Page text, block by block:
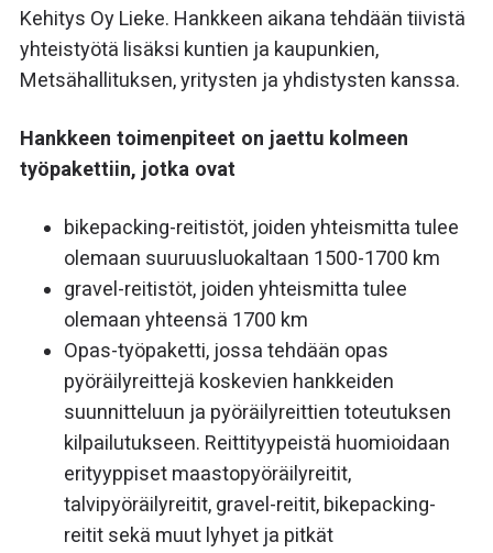
Kehitys Oy Lieke. Hankkeen aikana tehdään tiivistä
yhteistyötä lisäksi kuntien ja kaupunkien,
Metsähallituksen, yritysten ja yhdistysten kanssa.
Hankkeen toimenpiteet on jaettu kolmeen
työpakettiin, jotka ovat
bikepacking-reitistöt, joiden yhteismitta tulee
olemaan suuruusluokaltaan 1500-1700 km
gravel-reitistöt, joiden yhteismitta tulee
olemaan yhteensä 1700 km
Opas-työpaketti, jossa tehdään opas
pyöräilyreittejä koskevien hankkeiden
suunnitteluun ja pyöräilyreittien toteutuksen
kilpailutukseen. Reittityypeistä huomioidaan
erityyppiset maastopyöräilyreitit,
talvipyöräilyreitit, gravel-reitit, bikepacking-
reitit sekä muut lyhyet ja pitkät